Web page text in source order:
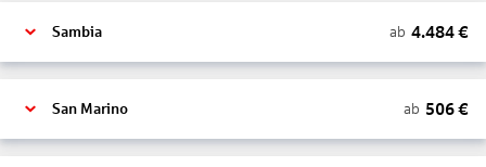
Sambia ab 4.484€
San Marino ab 506€